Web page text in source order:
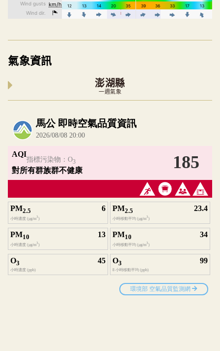
氣象資訊
澎湖縣
一週氣象
內嵌空氣品質小工具為視覺預覽，完整即時空